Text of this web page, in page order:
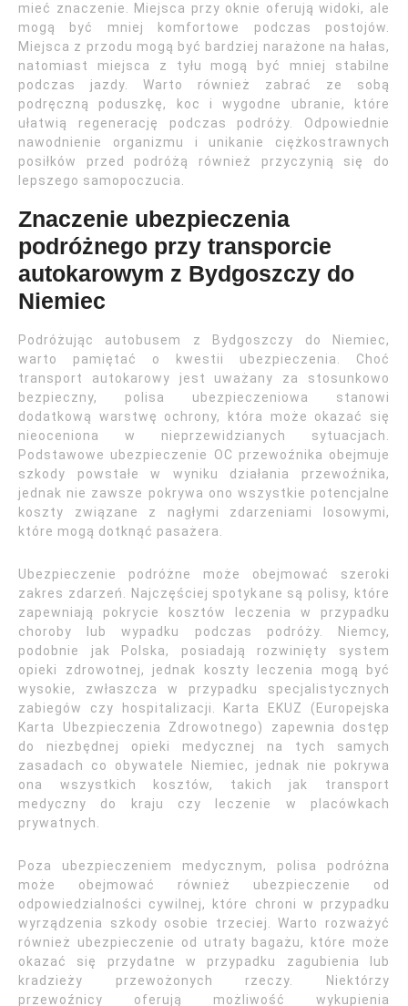
mieć znaczenie. Miejsca przy oknie oferują widoki, ale
mogą być mniej komfortowe podczas postojów.
Miejsca z przodu mogą być bardziej narażone na hałas,
natomiast miejsca z tyłu mogą być mniej stabilne
podczas jazdy. Warto również zabrać ze sobą
podręczną poduszkę, koc i wygodne ubranie, które
ułatwią regenerację podczas podróży. Odpowiednie
nawodnienie organizmu i unikanie ciężkostrawnych
posiłków przed podróżą również przyczynią się do
lepszego samopoczucia.
Znaczenie ubezpieczenia
podróżnego przy transporcie
autokarowym z Bydgoszczy do
Niemiec
Podróżując autobusem z Bydgoszczy do Niemiec,
warto pamiętać o kwestii ubezpieczenia. Choć
transport autokarowy jest uważany za stosunkowo
bezpieczny, polisa ubezpieczeniowa stanowi
dodatkową warstwę ochrony, która może okazać się
nieoceniona w nieprzewidzianych sytuacjach.
Podstawowe ubezpieczenie OC przewoźnika obejmuje
szkody powstałe w wyniku działania przewoźnika,
jednak nie zawsze pokrywa ono wszystkie potencjalne
koszty związane z nagłymi zdarzeniami losowymi,
które mogą dotknąć pasażera.
Ubezpieczenie podróżne może obejmować szeroki
zakres zdarzeń. Najczęściej spotykane są polisy, które
zapewniają pokrycie kosztów leczenia w przypadku
choroby lub wypadku podczas podróży. Niemcy,
podobnie jak Polska, posiadają rozwinięty system
opieki zdrowotnej, jednak koszty leczenia mogą być
wysokie, zwłaszcza w przypadku specjalistycznych
zabiegów czy hospitalizacji. Karta EKUZ (Europejska
Karta Ubezpieczenia Zdrowotnego) zapewnia dostęp
do niezbędnej opieki medycznej na tych samych
zasadach co obywatele Niemiec, jednak nie pokrywa
ona wszystkich kosztów, takich jak transport
medyczny do kraju czy leczenie w placówkach
prywatnych.
Poza ubezpieczeniem medycznym, polisa podróżna
może obejmować również ubezpieczenie od
odpowiedzialności cywilnej, które chroni w przypadku
wyrządzenia szkody osobie trzeciej. Warto rozważyć
również ubezpieczenie od utraty bagażu, które może
okazać się przydatne w przypadku zagubienia lub
kradzieży przewożonych rzeczy. Niektórzy
przewoźnicy oferują możliwość wykupienia